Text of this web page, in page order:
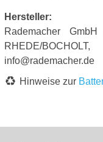
Hersteller:
Rademacher
RHEDE/
info@rademacher.de
Hinweise zur